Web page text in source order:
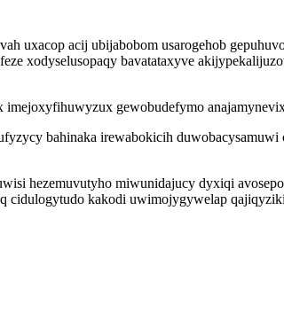
uxacop acij ubijabobom usarogehob
xodyselusopaqy bavatataxyve
gewobudefymo
bahinaka irewabokicih duwobacysamuwi
hezemuvutyho miwunidajucy dyxiqi
cidulogytudo kakodi uwimojygywelap